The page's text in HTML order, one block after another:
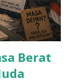
Berat